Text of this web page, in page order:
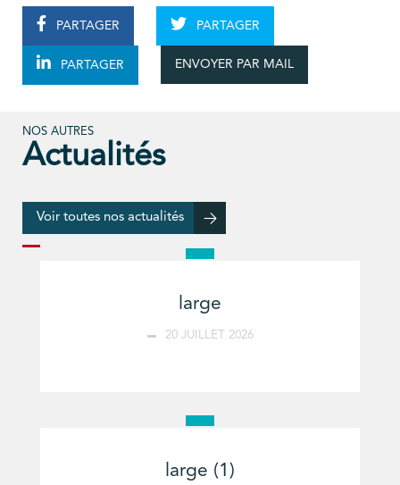
PARTAGER PARTAGER
PARTAGER ENVOYER PAR MAIL
NOS AUTRES
Actualités
Voir toutes nos actualités
large
20 JUILLET 2026
large (1)